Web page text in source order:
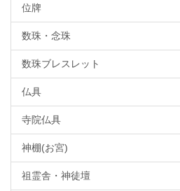
位牌
数珠・念珠
数珠ブレスレット
仏具
寺院仏具
神棚(お宮)
祖霊舎・神徒壇